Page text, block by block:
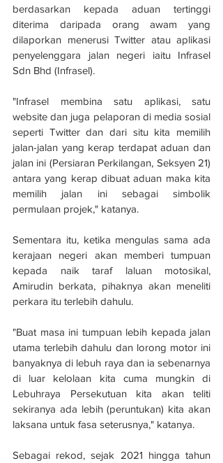
berdasarkan kepada aduan tertinggi
diterima daripada orang awam yang
dilaporkan menerusi Twitter atau aplikasi
penyelenggara jalan negeri iaitu Infrasel
Sdn Bhd (Infrasel).
"Infrasel membina satu aplikasi, satu
website dan juga pelaporan di media sosial
seperti Twitter dan dari situ kita memilih
jalan-jalan yang kerap terdapat aduan dan
jalan ini (Persiaran Perkilangan, Seksyen 21)
antara yang kerap dibuat aduan maka kita
memilih jalan ini sebagai simbolik
permulaan projek," katanya.
Sementara itu, ketika mengulas sama ada
kerajaan negeri akan memberi tumpuan
kepada naik taraf laluan motosikal,
Amirudin berkata, pihaknya akan meneliti
perkara itu terlebih dahulu.
"Buat masa ini tumpuan lebih kepada jalan
utama terlebih dahulu dan lorong motor ini
banyaknya di lebuh raya dan ia sebenarnya
di luar kelolaan kita cuma mungkin di
Lebuhraya Persekutuan kita akan teliti
sekiranya ada lebih (peruntukan) kita akan
laksana untuk fasa seterusnya," katanya.
Sebagai rekod, sejak 2021 hingga tahun